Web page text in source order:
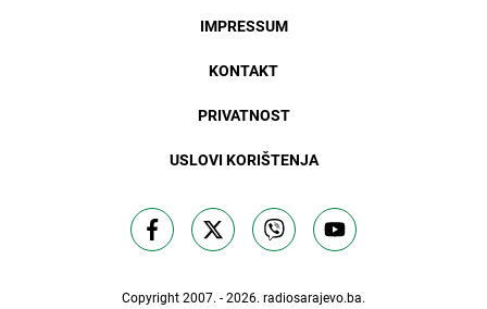
IMPRESSUM
KONTAKT
PRIVATNOST
USLOVI KORIŠTENJA
Copyright 2007. - 2026. radiosarajevo.ba.